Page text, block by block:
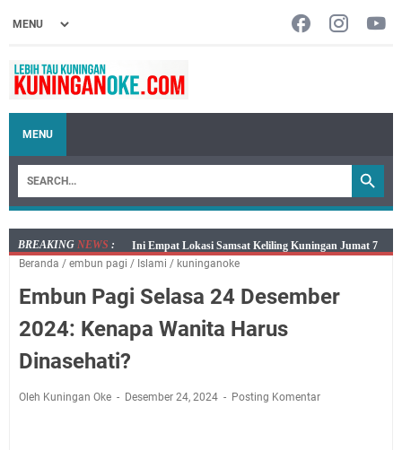
MENU
BREAKING NEWS :
Jumat 7 Agustus 2026 Mobil SIM Keliling Ada di
Kecamatan Sindangagung
Embun Pagi Jumat 8 Agustus 2026: Jika Keberkahan
Kelaparan Meskipun Memiliki Sekarung Penuh Uang
Jadwal Salat Wilayah Kuningan Jumat 7 Agustus 2026
Beranda / embun pagi / Islami / kuninganoke
Embun Pagi Selasa 24 Desember
2024: Kenapa Wanita Harus
Dinasehati?
Oleh Kuningan Oke Desember 24, 2024 Posting Komentar